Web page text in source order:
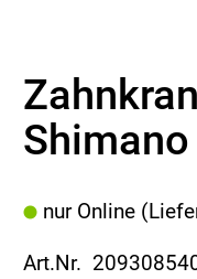
Shimano
nur Online
Art.Nr.